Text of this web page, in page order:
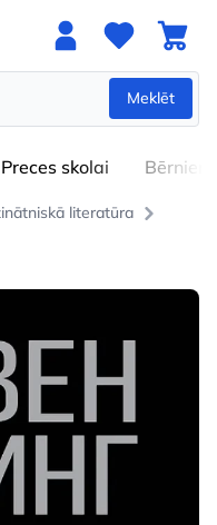
Meklēt
Preces skolai Bērniem
literatūra